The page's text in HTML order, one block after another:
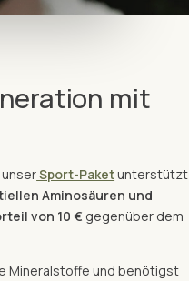
mit
Sport-Paketunterstützt
Aminosäuren und
von 10 € gegenüber dem
Mineralstoffe und benötigst